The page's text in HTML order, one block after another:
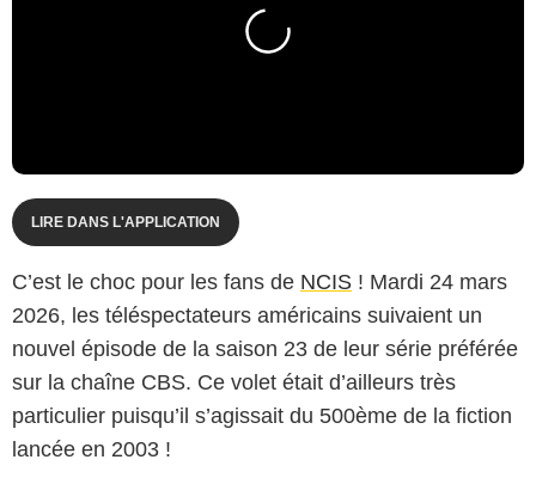
LIRE DANS L'APPLICATION
C’est le choc pour les fans de NCIS ! Mardi 24 mars
2026, les téléspectateurs américains suivaient un
nouvel épisode de la saison 23 de leur série préférée
sur la chaîne CBS. Ce volet était d’ailleurs très
particulier puisqu’il s’agissait du 500ème de la fiction
lancée en 2003 !